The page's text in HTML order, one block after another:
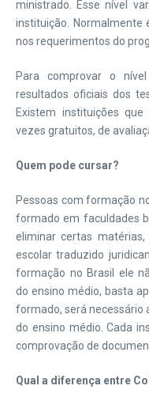
ministrado. Esse nível
instituição. Normalmente
nos requerimentos do
Para comprovar o
resultados oficiais dos
Existem instituições
vezes gratuitos, de
Quem pode cursar?
Pessoas com formação
formado em faculdades
eliminar certas
escolar traduzido
formação no Brasil ele
do ensino médio, basta
formado, será necessário
do ensino médio. Cada
comprovação de
Qual a diferença entre